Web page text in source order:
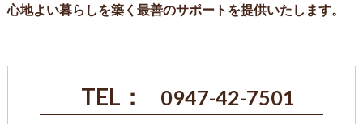
心地よい暮らしを築く最善のサポートを提供いたします。
TEL： 0947-42-7501